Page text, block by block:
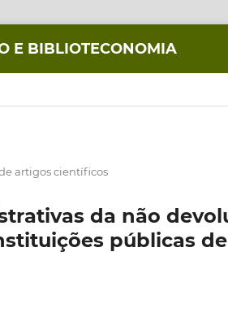
E BIBLIOTECONOMIA
artigos científicos
da não
públicas